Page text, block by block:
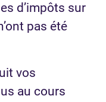
d’impôts sur
pas été
vos
au cours